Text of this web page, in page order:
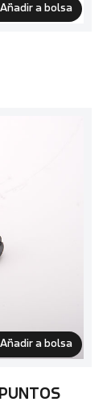
Añadir a bolsa
Añadir a bolsa